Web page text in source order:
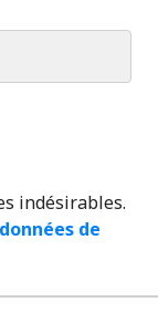
indésirables.
de